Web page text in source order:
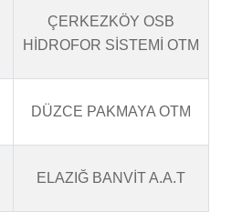
ÇERKEZKÖY OSB
HİDROFOR SİSTEMİ OTM
DÜZCE PAKMAYA OTM
ELAZIĞ BANVİT A.A.T